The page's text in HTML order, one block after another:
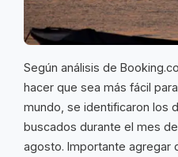
Según análisis de
hacer que sea más fácil
mundo, se identificaron los
buscados durante el mes
agosto. Importante agregar